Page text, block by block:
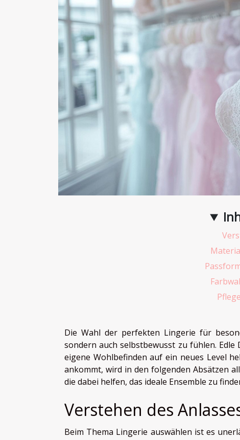
Die Wahl der perfekten Lingerie für
sondern auch selbstbewusst zu fühlen.
eigene Wohlbefinden auf ein neues Level
ankommt, wird in den folgenden Absätzen
die dabei helfen, das ideale Ensemble zu
Verstehen des
Beim Thema Lingerie auswählen ist es